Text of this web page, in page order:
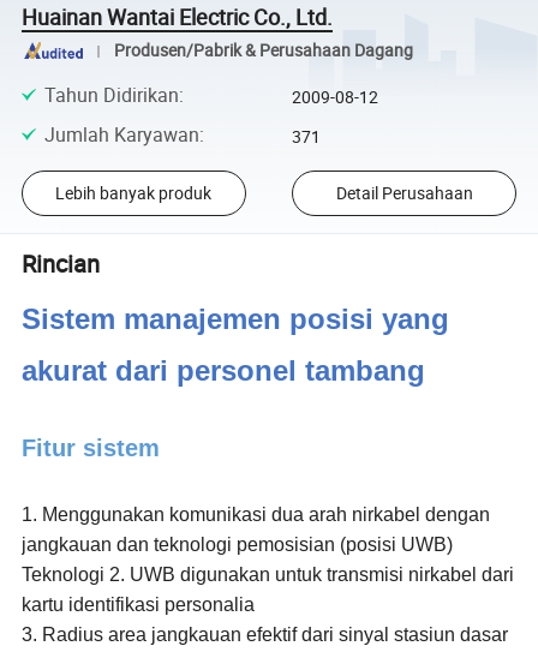
Huainan Wantai Electric Co., Ltd.
Produsen/Pabrik & Perusahaan Dagang
Tahun Didirikan: 2009-08-12
Jumlah Karyawan: 371
Lebih banyak produk Detail Perusahaan
Rincian
Sistem manajemen posisi yang
akurat dari personel tambang
Fitur sistem
1. Menggunakan komunikasi dua arah nirkabel dengan
jangkauan dan teknologi pemosisian (posisi UWB)
Teknologi 2. UWB digunakan untuk transmisi nirkabel dari
kartu identifikasi personalia
3. Radius area jangkauan efektif dari sinyal stasiun dasar